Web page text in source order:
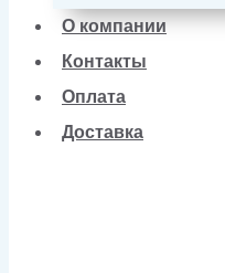
О компании
Контакты
Оплата
Доставка